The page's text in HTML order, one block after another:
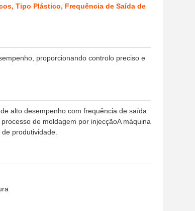
Tipo Plástico, Frequência de Saída de
proporcionando controlo preciso e
alto desempenho com frequência de saída
de moldagem por injecçãoA máquina
produtividade.